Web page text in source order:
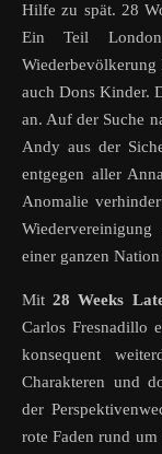
Hilfe zu spät. 28
Ein Teil
auch Dons Kinder.
an. Auf der Suche
Andy aus der
entgegen aller
Anomalie
einer ganzen
Mit28 Weeks
Carlos Fresnadillo
konsequent
Charakteren und
der
rote Faden rund